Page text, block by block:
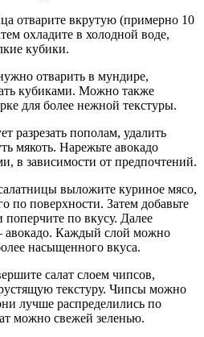
отварите вкрутую (примерно 10
охладите в холодной воде,
кубики.
отварить в мундире,
кубиками. Можно также
для более нежной текстуры.
разрезать пополам, удалить
мякоть. Нарежьте авокадо
в зависимости от предпочтений.
выложите куриное мясо,
по поверхности. Затем добавьте
поперчите по вкусу. Далее
авокадо. Каждый слой можно
насыщенного вкуса.
салат слоем чипсов,
текстуру. Чипсы можно
лучше распределились по
можно свежей зеленью.